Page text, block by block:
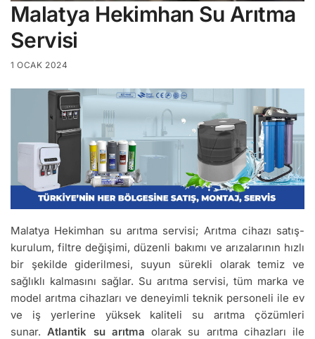
Malatya Hekimhan Su Arıtma
Servisi
1 OCAK 2024
Malatya Hekimhan su arıtma servisi; Arıtma cihazı satış-
kurulum, filtre değişimi, düzenli bakımı ve arızalarının hızlı
bir şekilde giderilmesi, suyun sürekli olarak temiz ve
sağlıklı kalmasını sağlar. Su arıtma servisi, tüm marka ve
model arıtma cihazları ve deneyimli teknik personeli ile ev
ve iş yerlerine yüksek kaliteli su arıtma çözümleri
sunar.Atlantik su arıtma olarak su arıtma cihazları ile